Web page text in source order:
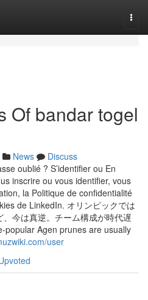
Of bandar togel
News
Discuss
oublié ? S’identifier ou En
inscrire ou vous identifier, vous
la Politique de confidentialité
de LinkedIn. オリンピックでは
今は真逆。チーム構成が時代遅
popular Agen prunes are usually
user